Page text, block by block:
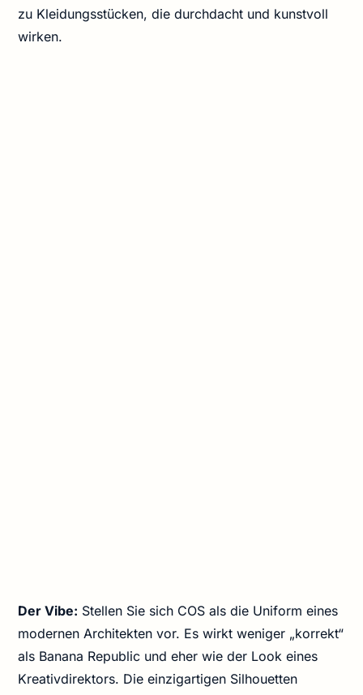
zu Kleidungsstücken, die durchdacht und kunstvoll
wirken.
Der Vibe: Stellen Sie sich COS als die Uniform eines
modernen Architekten vor. Es wirkt weniger „korrekt“
als Banana Republic und eher wie der Look eines
Kreativdirektors. Die einzigartigen Silhouetten